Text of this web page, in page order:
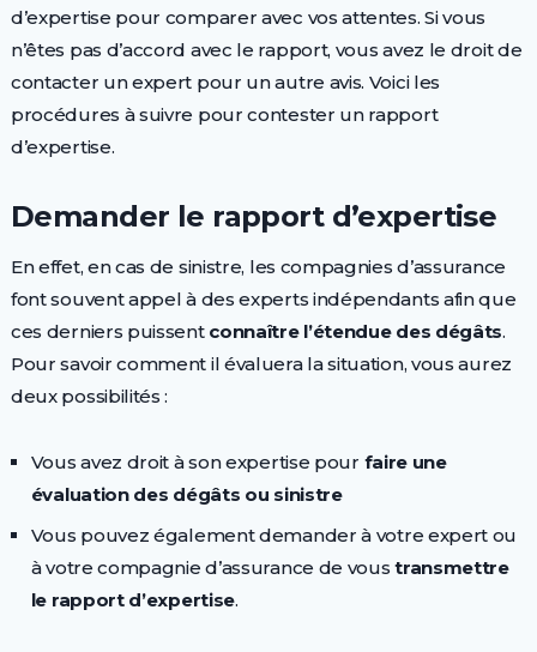
d’expertise pour comparer avec vos attentes. Si vous
n’êtes pas d’accord avec le rapport, vous avez le droit de
contacter un expert pour un autre avis. Voici les
procédures à suivre pour contester un rapport
d’expertise.
Demander le rapport d’expertise
En effet, en cas de sinistre, les compagnies d’assurance
font souvent appel à des experts indépendants afin que
ces derniers puissent connaître l’étendue des dégâts.
Pour savoir comment il évaluera la situation, vous aurez
deux possibilités :
Vous avez droit à son expertise pour faire une
évaluation des dégâts ou sinistre
Vous pouvez également demander à votre expert ou
à votre compagnie d’assurance de voustransmettre
le rapport d’expertise.